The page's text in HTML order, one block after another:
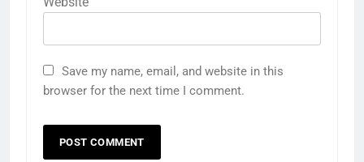
Save my name, email, and website in this
browser for the next time I comment.